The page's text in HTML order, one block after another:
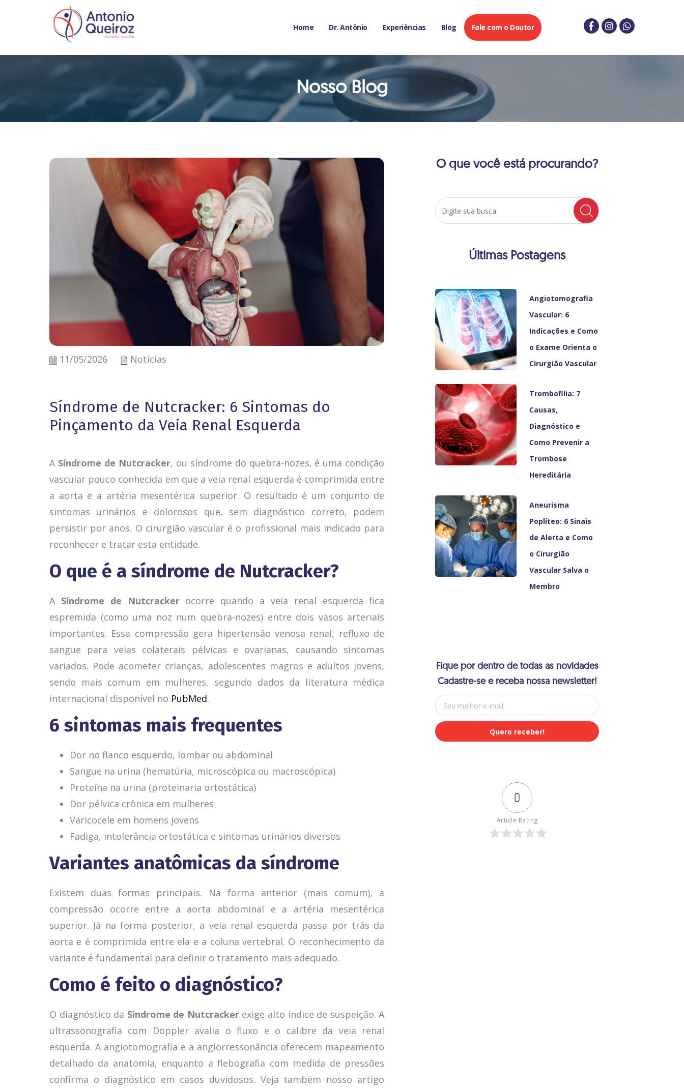
Home Dr. Antônio Experiências Blog Fale com o Doutor
Nosso Blog
11/05/2026 Notícias
Síndrome de Nutcracker: 6 Sintomas do
Pinçamento da Veia Renal Esquerda
A Síndrome de Nutcracker, ou síndrome do quebra-nozes, é uma condição
vascular pouco conhecida em que a veia renal esquerda é comprimida entre
a aorta e a artéria mesentérica superior. O resultado é um conjunto de
sintomas urinários e dolorosos que, sem diagnóstico correto, podem
persistir por anos. O cirurgião vascular é o profissional mais indicado para
reconhecer e tratar esta entidade.
O que é a síndrome de Nutcracker?
A Síndrome de Nutcrackerocorre quando a veia renal esquerda fica
espremida (como uma noz num quebra-nozes) entre dois vasos arteriais
importantes. Essa compressão gera hipertensão venosa renal, refluxo de
sangue para veias colaterais pélvicas e ovarianas, causando sintomas
variados. Pode acometer crianças, adolescentes magros e adultos jovens,
sendo mais comum em mulheres, segundo dados da literatura médica
internacional disponível no PubMed.
6 sintomas mais frequentes
Dor no flanco esquerdo, lombar ou abdominal
Sangue na urina (hematúria, microscópica ou macroscópica)
Proteína na urina (proteinaria ortostática)
Dor pélvica crônica em mulheres
Varicocele em homens jovens
Fadiga, intolerância ortostática e sintomas urinários diversos
Variantes anatômicas da síndrome
Existem duas formas principais. Na forma anterior (mais comum), a
compressão ocorre entre a aorta abdominal e a artéria mesentérica
superior. Já na forma posterior, a veia renal esquerda passa por trás da
aorta e é comprimida entre ela e a coluna vertebral. O reconhecimento da
variante é fundamental para definir o tratamento mais adequado.
Como é feito o diagnóstico?
O diagnóstico da Síndrome de Nutcrackerexige alto índice de suspeição. A
ultrassonografia com Doppler avalia o fluxo e o calibre da veia renal
esquerda. A angiotomografia e a angiorressonância oferecem mapeamento
detalhado da anatomia, enquanto a flebografia com medida de pressões
confirma o diagnóstico em casos duvidosos. Veja também nosso artigo
O que você está procurando?
Search
Últimas Postagens
Angiotomografia
Vascular: 6
Indicações e Como
o Exame Orienta o
Cirurgião Vascular
Trombofilia: 7
Causas,
Diagnóstico e
Como Prevenir a
Trombose
Hereditária
Aneurisma
Poplíteo: 6 Sinais
de Alerta e Como
o Cirurgião
Vascular Salva o
Membro
Fique por dentro de todas as novidades
Cadastre-se e receba nossa newsletter!
E-mail
0
Article Rating